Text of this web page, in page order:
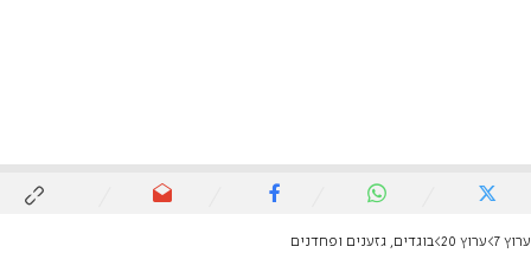
ערוץ 7 ערוץ 20 בוגדים, גזענים ופחדנים